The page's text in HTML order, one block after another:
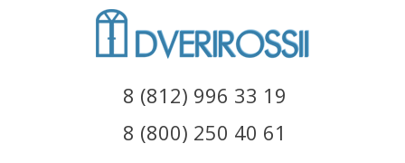
8 (812) 996 33 19
8 (800) 250 40 61